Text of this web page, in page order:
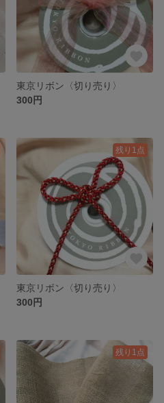
東京リボン〈切り売り〉
300円
残り1点
東京リボン〈切り売り〉
300円
残り1点